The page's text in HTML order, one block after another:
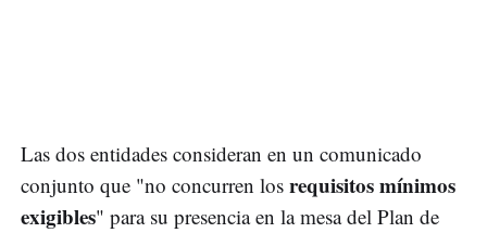
Las dos entidades consideran en un comunicado
conjunto que "no concurren los requisitos mínimos
exigibles" para su presencia en la mesa del Plan de